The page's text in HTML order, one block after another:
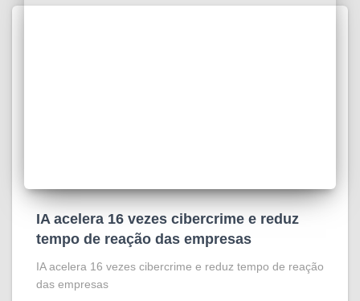
IA acelera 16 vezes cibercrime e reduz
tempo de reação das empresas
IA acelera 16 vezes cibercrime e reduz tempo de reação
das empresas